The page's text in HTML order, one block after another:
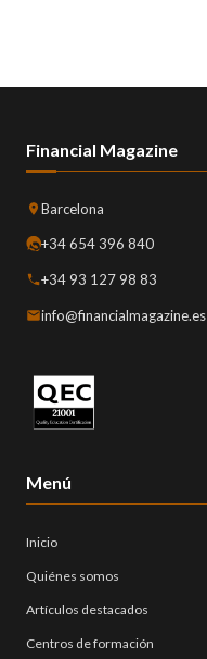
Financial Magazine
Barcelona
+34 654 396 840
+34 93 127 98 83
info@financialmagazine.es
Menú
Inicio
Quiénes somos
Artículos destacados
Centros de formación